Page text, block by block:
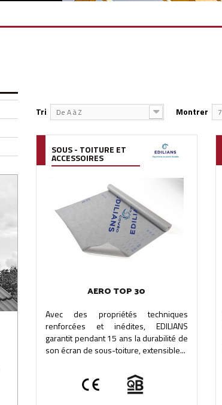
Tri De A à Z Montrer 7
SOUS - TOITURE ET
ACCESSOIRES
AERO TOP 30
Avec des propriétés techniques
renforcées et inédites, EDILIANS
garantit pendant 15 ans la durabilité de
son écran de sous-toiture, extensible...